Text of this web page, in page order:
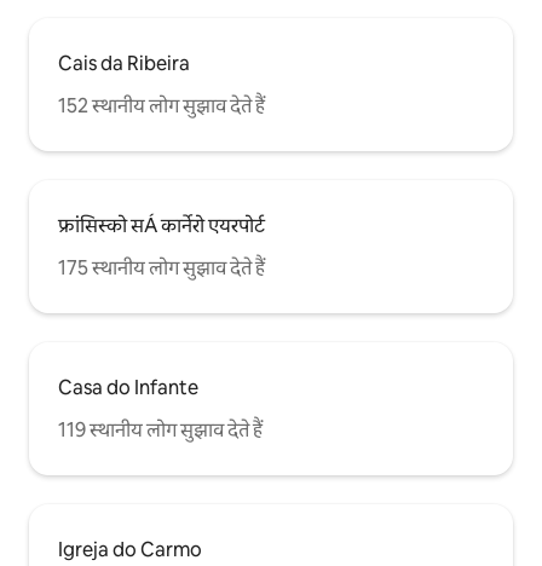
Cais da Ribeira
152 स्थानीय लोग सुझाव देते हैं
फ्रांसिस्को सÁ कार्नेरो एयरपोर्ट
175 स्थानीय लोग सुझाव देते हैं
Casa do Infante
119 स्थानीय लोग सुझाव देते हैं
Igreja do Carmo